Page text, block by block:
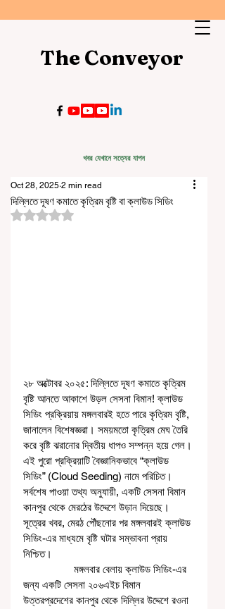
The Conveyor
খবর যেখানে সত্যের যাপন
দিল্লিতে দূষণ কমাতে কৃত্রিম বৃষ্টি বা ক্লাউড সিডিং
Oct 28, 2025 2 min read
Rated NaN out of 5 stars.
২৮ অক্টোবর ২০২৫: দিল্লিতে দূষণ কমাতে কৃত্রিম
বৃষ্টি আনতে আকাশে উড়ল সেসনা বিমান! ক্লাউড
সিডিং প্রক্রিয়ায় মঙ্গলবারই হতে পারে কৃত্রিম বৃষ্টি,
জানালেন বিশেষজ্ঞরা। সময়মতো কৃত্রিম মেঘ তৈরি
করে বৃষ্টি ঝরানোর দ্বিতীয় ধাপও সম্পন্ন হয়ে গেল।
এই পুরো প্রক্রিয়াটি বৈজ্ঞানিকভাবে “ক্লাউড
সিডিং” (Cloud Seeding) নামে পরিচিত।
সর্বশেষ পাওয়া তথ্য অনুযায়ী, একটি সেসনা বিমান
কানপুর থেকে মেরঠের উদ্দেশে উড়ান দিয়েছে।
সূত্রের খবর, মেরঠ পৌঁছনোর পর মঙ্গলবারই ক্লাউড
সিডিং-এর মাধ্যমে বৃষ্টি ঘটার সম্ভাবনা প্রায়
নিশ্চিত।
জন্য একটি সেসনা ২০৬এইচ বিমান
উত্তরপ্রদেশের কানপুর থেকে দিল্লির উদ্দেশে রওনা